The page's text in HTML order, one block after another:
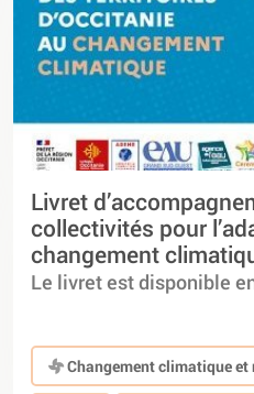
Livret
collectivités pour
changement
Le livret est disponible
Changement climatique et